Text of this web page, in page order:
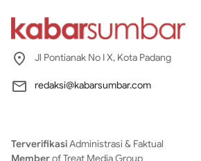
Jl Pontianak No I X, Kota Padang
redaksi@kabarsumbar.com
TerverifikasiAdministrasi & Faktual